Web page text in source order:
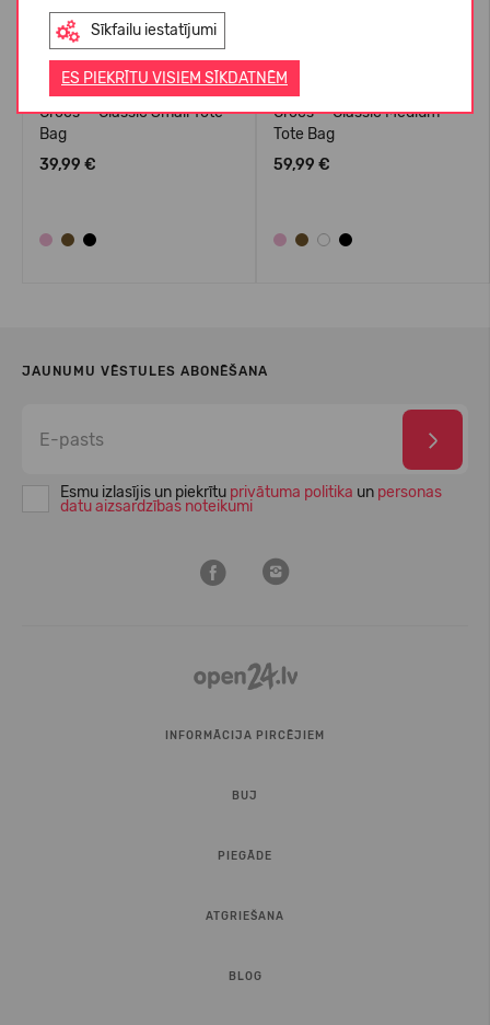
Sīkfailu iestatījumi
ES PIEKRĪTU VISIEM SĪKDATNĒM
Crocs™ Classic Small Tote
Bag
39,99 €
Crocs™ Classic Medium
Tote Bag
59,99 €
JAUNUMU VĒSTULES ABONĒŠANA
Esmu izlasījis un piekrītu privātuma politika un personas
datu aizsardzības noteikumi
INFORMĀCIJA PIRCĒJIEM
BUJ
PIEGĀDE
ATGRIEŠANA
BLOG